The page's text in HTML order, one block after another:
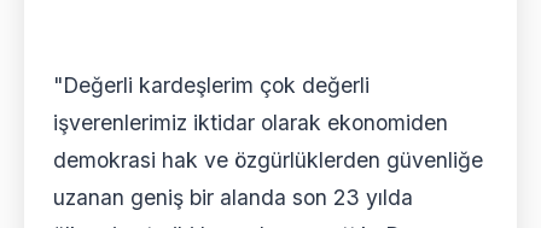
"Değerli kardeşlerim çok değerli
işverenlerimiz iktidar olarak ekonomiden
demokrasi hak ve özgürlüklerden güvenliğe
uzanan geniş bir alanda son 23 yılda